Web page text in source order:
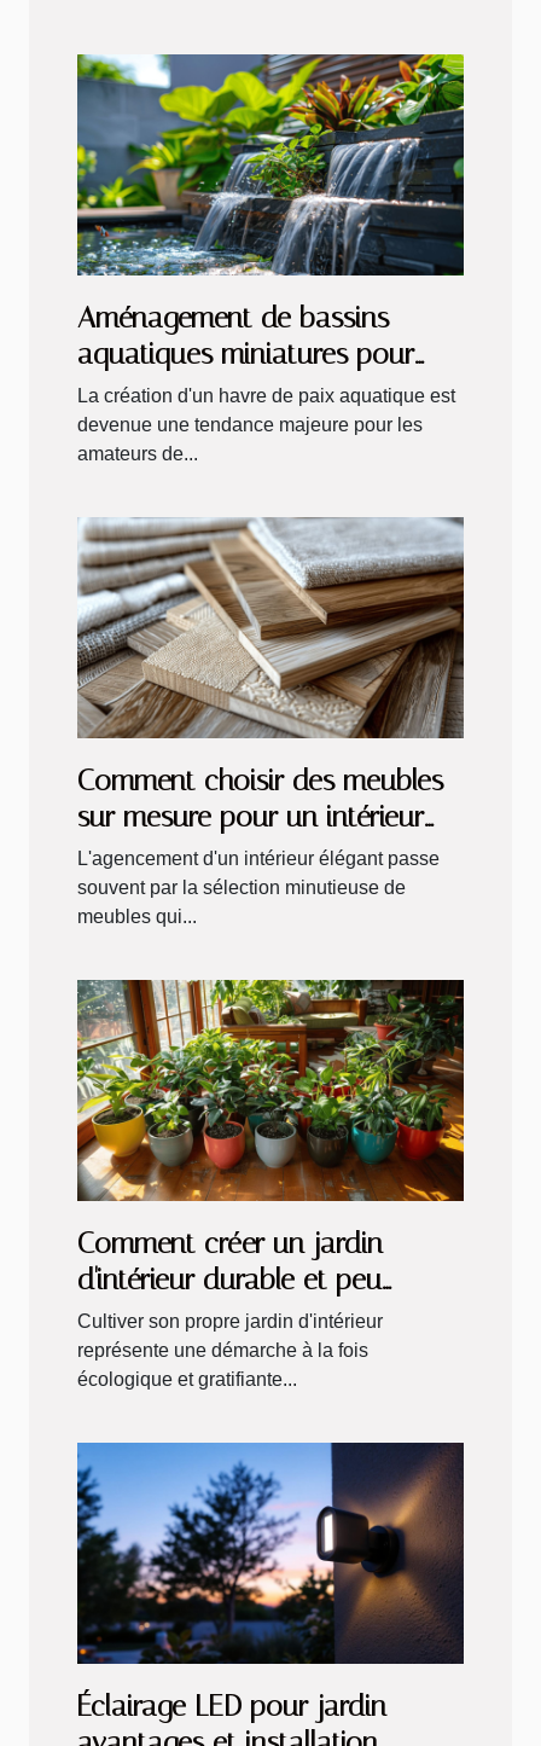
Aménagement de bassins
aquatiques miniatures pour
petits jardins ou terrasses
La création d'un havre de paix aquatique est
devenue une tendance majeure pour les
amateurs de...
Comment choisir des meubles
sur mesure pour un intérieur
élégant
L'agencement d'un intérieur élégant passe
souvent par la sélection minutieuse de
meubles qui...
Comment créer un jardin
d'intérieur durable et peu
coûteux
Cultiver son propre jardin d'intérieur
représente une démarche à la fois
écologique et gratifiante...
Éclairage LED pour jardin